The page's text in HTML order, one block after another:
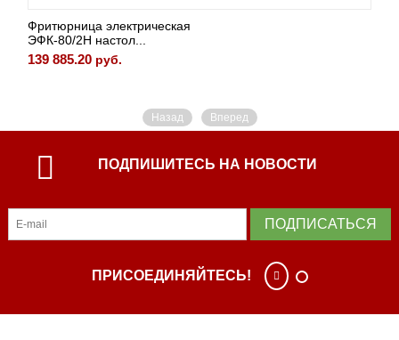
Фритюрница электрическая
ЭФК-80/2Н настол...
139 885.20 руб.
Назад Вперед
ПОДПИШИТЕСЬ НА НОВОСТИ
ПОДПИСАТЬСЯ
ПРИСОЕДИНЯЙТЕСЬ!